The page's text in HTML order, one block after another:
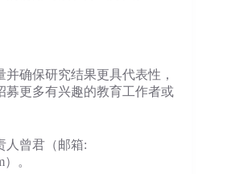
确保研究结果更具代表性，
募更多有兴趣的教育工作者或
人曾君（邮箱:
。